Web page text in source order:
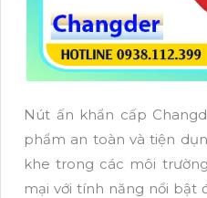
Nút ấn khẩn cấp
phẩm an toàn và tiện
khe trong các môi
mại với tính năng nổi bật